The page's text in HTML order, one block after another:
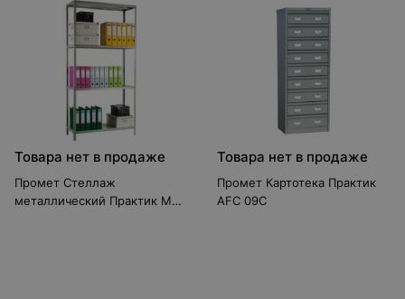
Товара нет в продаже
Промет Стеллаж
металлический Практик MS
Товара нет в продаже
Промет Картотека Практик
AFC 09C